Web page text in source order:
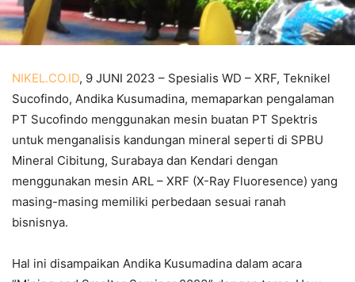
NIKEL.CO.ID, 9 JUNI 2023 – Spesialis WD – XRF, Teknikel
Sucofindo, Andika Kusumadina, memaparkan pengalaman
PT Sucofindo menggunakan mesin buatan PT Spektris
untuk menganalisis kandungan mineral seperti di SPBU
Mineral Cibitung, Surabaya dan Kendari dengan
menggunakan mesin ARL – XRF (X-Ray Fluoresence) yang
masing-masing memiliki perbedaan sesuai ranah
bisnisnya.
Hal ini disampaikan Andika Kusumadina dalam acara